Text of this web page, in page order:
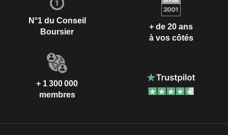
N°1 du Conseil
Boursier
+ de 20 ans
à vos côtés
+ 1 300 000
membres